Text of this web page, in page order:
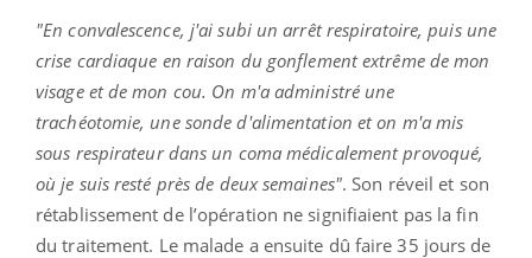
"En convalescence, j'ai subi un arrêt respiratoire, puis une
crise cardiaque en raison du gonflement extrême de mon
visage et de mon cou. On m'a administré une
trachéotomie, une sonde d'alimentation et on m'a mis
sous respirateurdans un coma médicalement provoqué,
où je suis resté près de deux semaines".Son réveil et son
rétablissement de l’opération ne signifiaient pas la fin
du traitement. Le malade a ensuite dû faire 35 jours de